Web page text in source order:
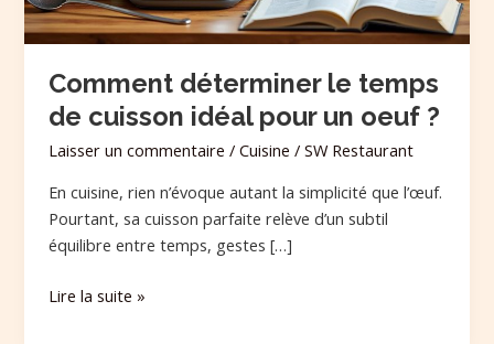
Comment déterminer le temps
de cuisson idéal pour un oeuf ?
Laisser un commentaire /Cuisine /SW Restaurant
En cuisine, rien n’évoque autant la simplicité que l’œuf.
Pourtant, sa cuisson parfaite relève d’un subtil
équilibre entre temps, gestes […]
un
oeuf
Lire la suite »